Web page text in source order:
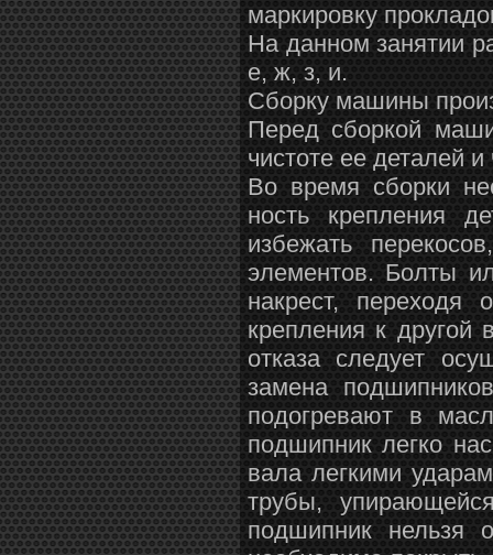
маркировку
На данном занятии
е, ж, з, и.
Сборку машины
Перед сборкой
чистоте ее деталей и
Во время сборки
ность крепления
избежать
элементов. Болты
накрест, переходя
крепления к
отказа следует
замена
подогревают в
подшипник легко
вала легкими
трубы,
подшипник нельзя